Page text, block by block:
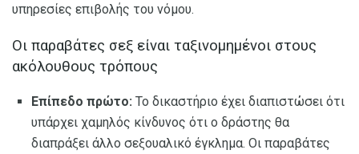
υπηρεσίες επιβολής του νόμου.
Οι παραβάτες σεξ είναι ταξινομημένοι στους
ακόλουθους τρόπους
Επίπεδο πρώτο: Το δικαστήριο έχει διαπιστώσει ότι
υπάρχει χαμηλός κίνδυνος ότι ο δράστης θα
διαπράξει άλλο σεξουαλικό έγκλημα. Οι παραβάτες